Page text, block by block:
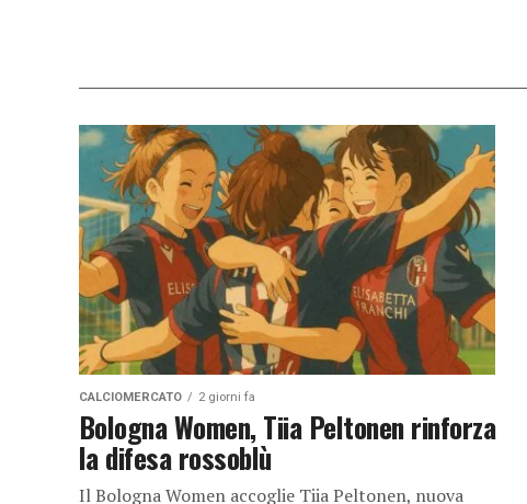
CALCIOMERCATO 2 giorni fa
Bologna Women, Tiia Peltonen rinforza
la difesa rossoblù
Il Bologna Women accoglie Tiia Peltonen, nuova